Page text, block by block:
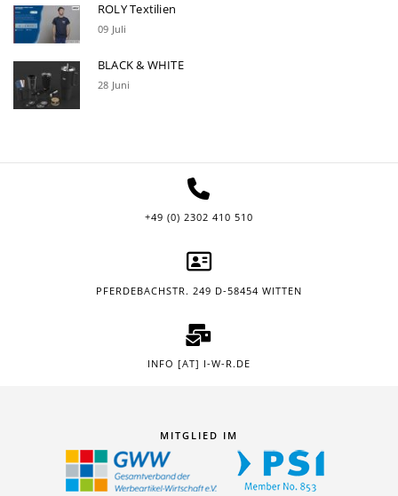
ROLY Textilien
09 Juli
BLACK & WHITE
28 Juni
+49 (0) 2302 410 510
PFERDEBACHSTR. 249 D-58454 WITTEN
INFO [AT] I-W-R.DE
MITGLIED IM